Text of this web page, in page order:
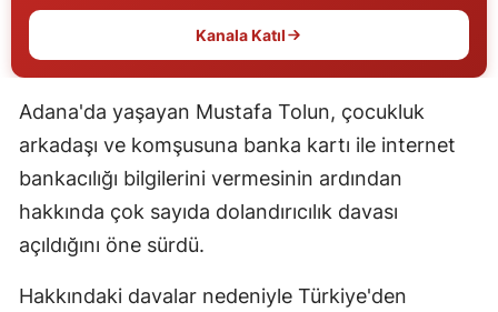
Gaziantep
Giresun
Gümüşhane
Hakkari
Hatay
Mersin
Kanala Katıl
Adana'da yaşayan Mustafa Tolun, çocukluk
arkadaşı ve komşusuna banka kartı ile internet
bankacılığı bilgilerini vermesinin ardından
hakkında çok sayıda dolandırıcılık davası
açıldığını öne sürdü.
Hakkındaki davalar nedeniyle Türkiye'den